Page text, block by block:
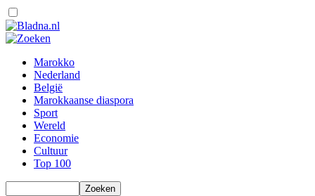
Marokko
Nederland
België
Marokkaanse diaspora
Sport
Wereld
Economie
Cultuur
Top 100